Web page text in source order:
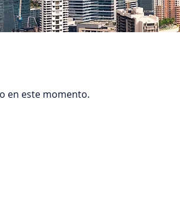
en este momento.